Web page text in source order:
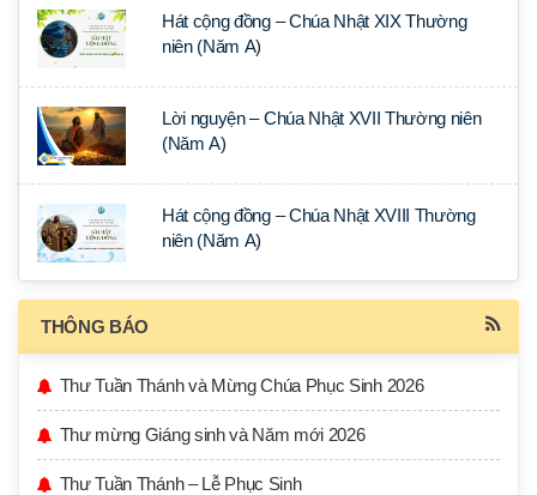
Hát cộng đồng – Chúa Nhật XIX Thường
niên (Năm A)
Lời nguyện – Chúa Nhật XVII Thường niên
(Năm A)
Hát cộng đồng – Chúa Nhật XVIII Thường
niên (Năm A)
THÔNG BÁO
Thư Tuần Thánh và Mừng Chúa Phục Sinh 2026
Thư mừng Giáng sinh và Năm mới 2026
Thư Tuần Thánh – Lễ Phục Sinh